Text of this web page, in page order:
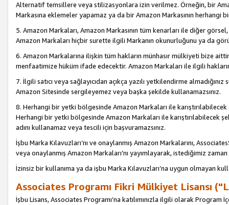
Alternatif temsillere veya stilizasyonlara izin verilmez. Örneğin, bir
Markasına eklemeler yapamaz ya da bir Amazon Markasının herhangi
5. Amazon Markaları, Amazon Markasının tüm kenarları ile diğer
Amazon Markaları hiçbir surette ilgili Markanın okunurluğunu ya da
6. Amazon Markalarına ilişkin tüm hakların münhasır mülkiyeti bize
menfaatimize hüküm ifade edecektir. Amazon Markaları ile ilgili
7. İlgili satıcı veya sağlayıcıdan açıkça yazılı yetkilendirme
Amazon Sitesinde sergileyemez veya başka şekilde kullanamazsınız.
8. Herhangi bir yetki bölgesinde Amazon Markaları ile
Herhangi bir yetki bölgesinde Amazon Markaları ile karıştırılabilecek
adını kullanamaz veya tescili için başvuramazsınız.
İşbu Marka Kılavuzları’nı ve onaylanmış Amazon Markalarını,
veya onaylanmış Amazon Markaları’nı yayımlayarak, istediğimiz
İzinsiz bir kullanıma ya da işbu Marka Kılavuzları’na uygun olmayan
Associates Programı Fikri Mülkiyet Lisansı
İşbu Lisans, Associates Programı’na katılımınızla ilgili olarak Program